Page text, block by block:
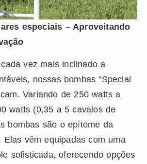
especiais – Aproveitando
vez mais inclinado a
nossas bombas “Special
Variando de 250 watts a
watts (0,35 a 5 cavalos de
bombas são o epítome da
Elas vêm equipadas com uma
sofisticada, oferecendo opções